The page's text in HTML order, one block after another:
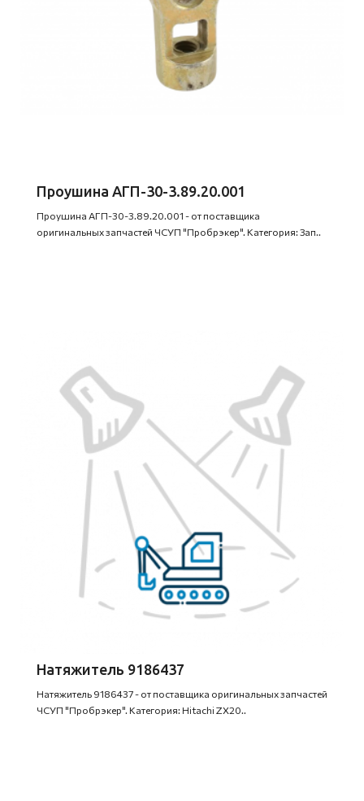
Проушина АГП-30-3.89.20.001
Проушина АГП-30-3.89.20.001 - от поставщика
оригинальных запчастей ЧСУП "Пробрэкер". Категория: Зап..
Натяжитель 9186437
Натяжитель 9186437 - от поставщика оригинальных запчастей
ЧСУП "Пробрэкер". Категория: Hitachi ZX20..